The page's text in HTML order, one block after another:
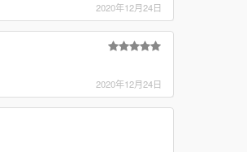
2020年12月24日
2020年12月24日